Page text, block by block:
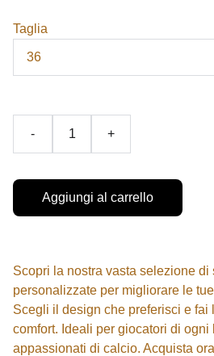
Taglia
- +
Aggiungi al carrello
Scopri la nostra vasta selezione di
personalizzate per migliorare le
Scegli il design che preferisci e fai
comfort. Ideali per giocatori di ogni
appassionati di calcio. Acquista